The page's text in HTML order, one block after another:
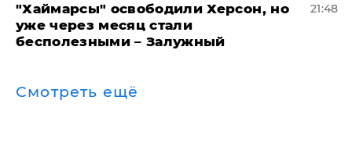
"Хаймарсы" освободили Херсон, но
уже через месяц стали
бесполезными – Залужный
21:48
Смотреть ещё